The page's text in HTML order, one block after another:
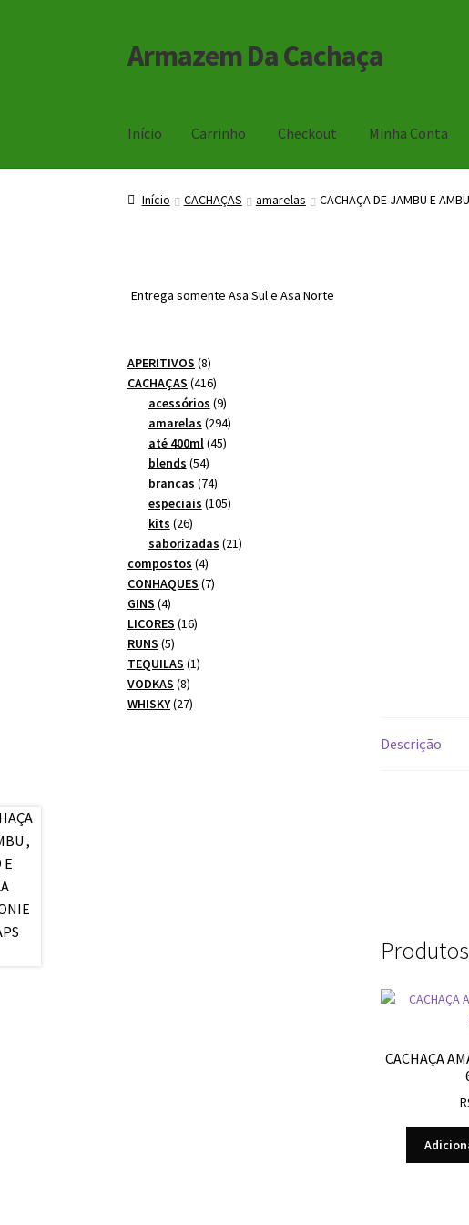
Pular
para
Pular
para
Armazem Da Cachaça
Início Carrinho Checkout Minha Conta
Início Carrinho Checkout Minha Conta
Início CACHAÇAS amarelas CACHAÇA DE JAMBU E
Descrição
CACHAÇA
Entrega somente Asa Sul e Asa Norte
APERITIVOS 88
produtos
CACHAÇAS 416416
produtos
acessórios 99
produtos
amarelas 294294
até 400ml 4545
blends 5454
produtos
brancas 7474
produtos
especiais 105105
kits 2626
produtos
saborizadas 2121
compostos 44
produtos
CONHAQUES 77
GINS 44
produtos
LICORES 1616
RUNS 55
produtos
TEQUILAS 11
VODKAS 88
produtos
WHISKY 2727